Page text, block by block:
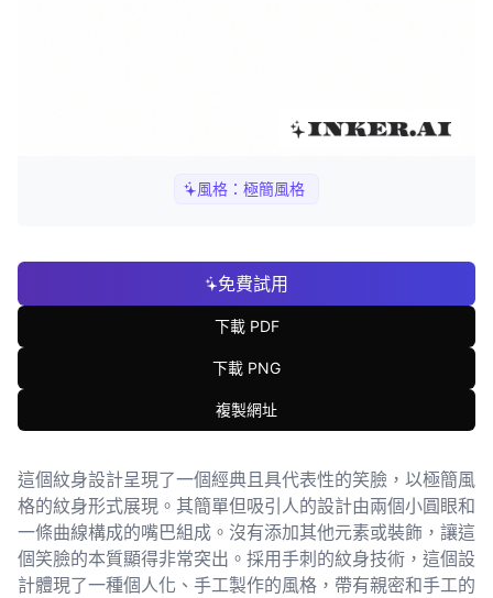
風格： 極簡風格
免費試用
下載 PDF
下載 PNG
複製網址
這個紋身設計呈現了一個經典且具代表性的笑臉，以極簡風
格的紋身形式展現。其簡單但吸引人的設計由兩個小圓眼和
一條曲線構成的嘴巴組成。沒有添加其他元素或裝飾，讓這
個笑臉的本質顯得非常突出。採用手刺的紋身技術，這個設
計體現了一種個人化、手工製作的風格，帶有親密和手工的